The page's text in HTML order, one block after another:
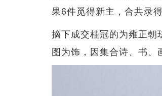
果6件觅得新主，合共录
摘下成交桂冠的为雍正朝
图为饰，因集合诗、书、